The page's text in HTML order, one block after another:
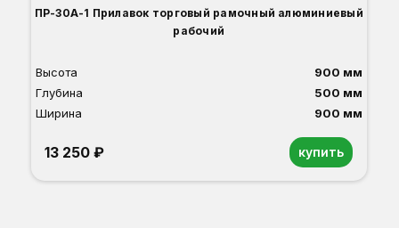
ПР-30А-1 Прилавок торговый рамочный алюминиевый
рабочий
Высота
900 мм
Глубина
500 мм
Ширина
900 мм
13 250 ₽ купить